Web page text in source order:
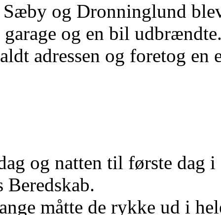
Sæby og Dronninglund
og en bil
adressen og foretog en
og natten til første dag
måtte de rykke ud i